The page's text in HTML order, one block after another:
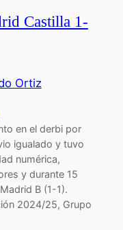
Castilla 1-
Ortiz
en el derbi por
igualado y tuvo
numérica,
y durante 15
B (1-1).
2024/25, Grupo